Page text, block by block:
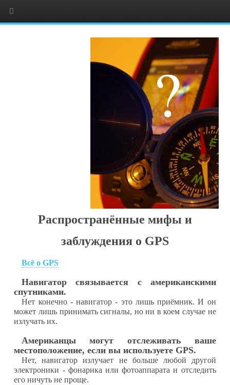
Распространённые мифы и
заблуждения о GPS
Всё оGPS
Навигатор связывается с американскими
спутниками.
Нет конечно - навигатор - это лишь приёмник. И он
может лишь принимать сигналы, но ни в коем случае не
излучать их.
Американцы могут отслеживать ваше
местоположение, если вы используете GPS.
Нет, навигатор излучает не больше любой другой
электроники - фонарика или фотоаппарата и отследить
его ничуть не проще.